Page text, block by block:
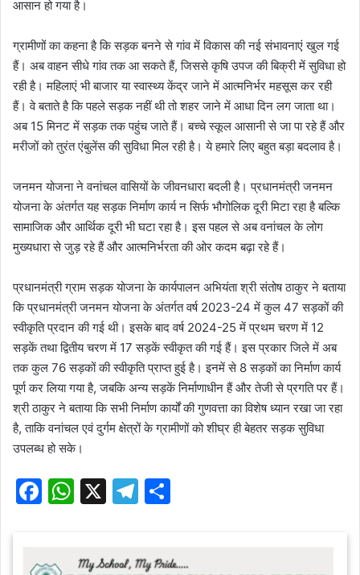
आसान हो गया है।
ग्रामीणों का कहना है कि सड़क बनने से गांव में विकास की नई संभावनाएं खुल गई
हैं। अब वाहन सीधे गांव तक आ सकते हैं, जिससे कृषि उपज की बिक्री में सुविधा हो
रही है। महिलाएं भी बाजार या स्वास्थ्य केंद्र जाने में आत्मनिर्भर महसूस कर रही
हैं। वे बताते है कि पहले सड़क नहीं थी तो शहर जाने में आधा दिन लग जाता था।
अब 15 मिनट में सड़क तक पहुंच जाते हैं। बच्चे स्कूल आसानी से जा पा रहे हैं और
मरीजों को तुरंत एंबुलेंस की सुविधा मिल रही है। ये हमारे लिए बहुत बड़ा बदलाव है।
जनमन योजना ने वनांचल वासियों के जीवनधारा बदली है। प्रधानमंत्री जनमन
योजना के अंतर्गत यह सड़क निर्माण कार्य न सिर्फ भौगोलिक दूरी मिटा रहा है बल्कि
सामाजिक और आर्थिक दूरी भी घटा रहा है। इस पहल से अब वनांचल के लोग
मुख्यधारा से जुड़ रहे हैं और आत्मनिर्भरता की ओर कदम बढ़ा रहे हैं।
प्रधानमंत्री ग्राम सड़क योजना के कार्यपालन अभियंता श्री संतोष ठाकुर ने बताया
कि प्रधानमंत्री जनमन योजना के अंतर्गत वर्ष 2023-24 में कुल 47 सड़कों की
स्वीकृति प्रदान की गई थी। इसके बाद वर्ष 2024-25 में प्रथम चरण में 12
सड़कें तथा द्वितीय चरण में 17 सड़कें स्वीकृत की गई हैं। इस प्रकार जिले में अब
तक कुल 76 सड़कों की स्वीकृति प्राप्त हुई है। इनमें से 8 सड़कों का निर्माण कार्य
पूर्ण कर लिया गया है, जबकि अन्य सड़कें निर्माणाधीन हैं और तेजी से प्रगति पर हैं।
श्री ठाकुर ने बताया कि सभी निर्माण कार्यों की गुणवत्ता का विशेष ध्यान रखा जा रहा
है, ताकि वनांचल एवं दुर्गम क्षेत्रों के ग्रामीणों को शीघ्र ही बेहतर सड़क सुविधा
उपलब्ध हो सके।
F
e
W
s
X
T
gr e